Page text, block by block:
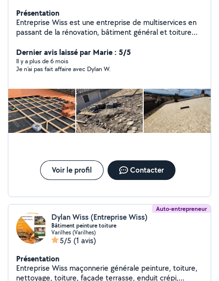
Présentation
Entreprise Wiss est une entreprise de multiservices en
passant de la rénovation, bâtiment général et toiture
Dernier avis laissé par Marie : 5/5
Il y a plus de 6 mois
Je n'ai pas fait affaire avec Dylan W.
Voir le profil Contacter
Auto-entrepreneur
Dylan Wiss (Entreprise Wiss)
Bâtiment peinture toiture
Varilhes (Varilhes)
5/5 (1 avis)
Présentation
Entreprise Wiss maçonnerie générale peinture, toiture,
nettoyage, toiture, façade terrasse, enduit crépi,